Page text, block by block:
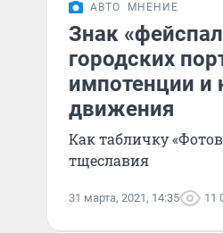
АВТО МНЕНИЕ
Знак
городских
импотенции и
движения
Как табличку
тщеславия
31 марта, 2021, 14:35 11